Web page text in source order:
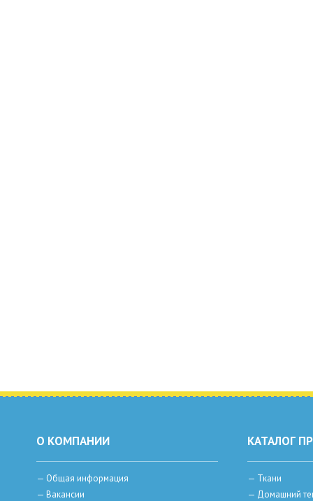
О КОМПАНИИ
— Общая информация
— Вакансии
КАТАЛОГ
— Ткани
— Домашний